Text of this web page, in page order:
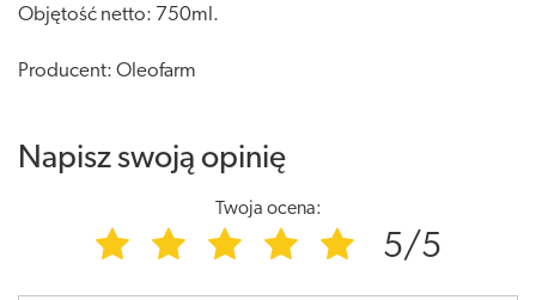
Objętość netto: 750ml.
Producent: Oleofarm
Napisz swoją opinię
Twoja ocena:
5/5